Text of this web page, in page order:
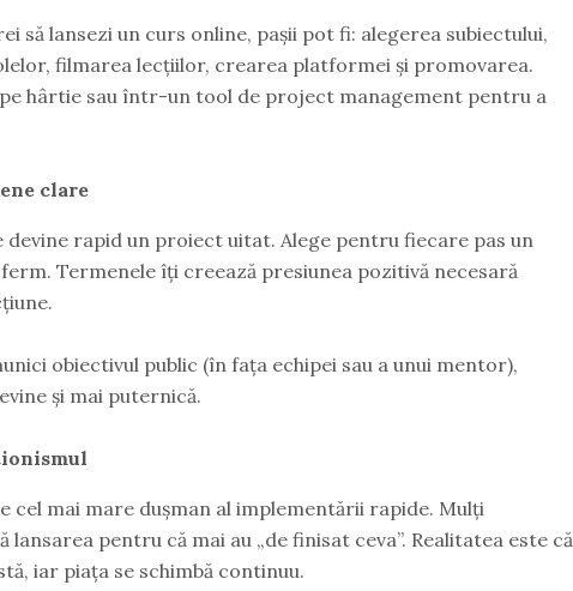
să lansezi un curs online, pașii pot fi: alegerea subiectului,
filmarea lecțiilor, crearea platformei și promovarea.
hârtie sau într-un tool de project management pentru a
clare
devine rapid un proiect uitat. Alege pentru fiecare pas un
Termenele îți creează presiunea pozitivă necesară
obiectivul public (în fața echipei sau a unui mentor),
și mai puternică.
cel mai mare dușman al implementării rapide. Mulți
pentru că mai au „de finisat ceva”. Realitatea este că
iar piața se schimbă continuu.